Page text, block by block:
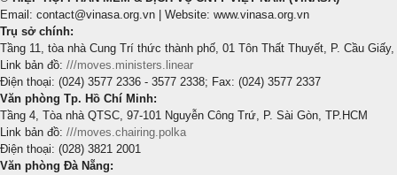
Email: contact@vinasa.org.vn | Website: www.vinasa.org.vn
Trụ sở chính:
Tầng 11, tòa nhà Cung Trí thức thành phố, 01 Tôn Thất Thuyết, P. Cầu Giấy,
Link bản đồ: ///moves.ministers.linear
Điện thoại: (024) 3577 2336 - 3577 2338; Fax: (024) 3577 2337
Văn phòng Tp. Hồ Chí Minh:
Tầng 4, Tòa nhà QTSC, 97-101 Nguyễn Công Trứ, P. Sài Gòn, TP.HCM
Link bản đồ: ///moves.chairing.polka
Điện thoại: (028) 3821 2001
Văn phòng Đà Nẵng: